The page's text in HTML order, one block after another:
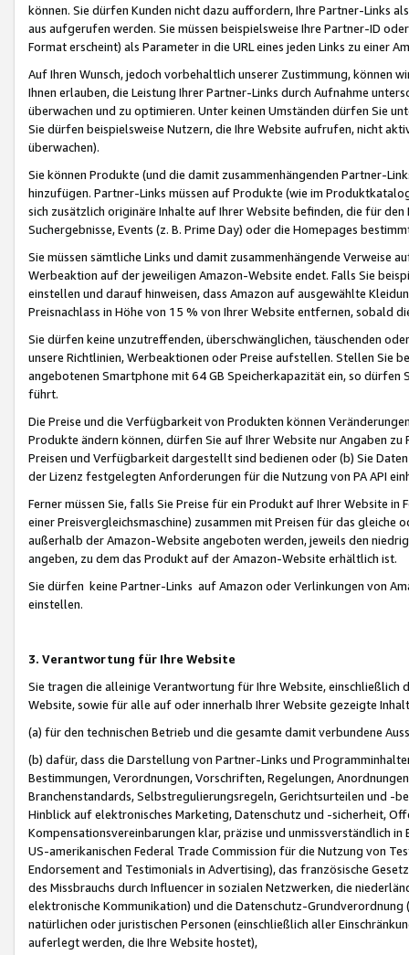
können. Sie dürfen Kunden nicht dazu auffordern, Ihre Partner-Links
aus aufgerufen werden. Sie müssen beispielsweise Ihre Partner-ID
Format erscheint) als Parameter in die URL eines jeden Links zu einer
Auf Ihren Wunsch, jedoch vorbehaltlich unserer Zustimmung, können
Ihnen erlauben, die Leistung Ihrer Partner-Links durch Aufnahme
überwachen und zu optimieren. Unter keinen Umständen dürfen Sie
Sie dürfen beispielsweise Nutzern, die Ihre Website aufrufen, nicht
überwachen).
Sie können Produkte (und die damit zusammenhängenden Partner-
hinzufügen. Partner-Links müssen auf Produkte (wie im
sich zusätzlich originäre Inhalte auf Ihrer Website befinden, die für
Suchergebnisse, Events (z. B. Prime Day) oder die Homepages
Sie müssen sämtliche Links und damit zusammenhängende
Werbeaktion auf der jeweiligen Amazon-Website endet. Falls Sie
einstellen und darauf hinweisen, dass Amazon auf ausgewählte
Preisnachlass in Höhe von 15 % von Ihrer Website entfernen, sobald
Sie dürfen keine unzutreffenden, überschwänglichen, täuschenden
unsere Richtlinien, Werbeaktionen oder Preise aufstellen. Stellen Sie
angebotenen Smartphone mit 64 GB Speicherkapazität ein, so dürfen
führt.
Die Preise und die Verfügbarkeit von Produkten können
Produkte ändern können, dürfen Sie auf Ihrer Website nur Angaben
Preisen und Verfügbarkeit dargestellt sind bedienen oder (b) Sie
der Lizenz festgelegten Anforderungen für die Nutzung von PA API
Ferner müssen Sie, falls Sie Preise für ein Produkt auf Ihrer Website
einer Preisvergleichsmaschine) zusammen mit Preisen für das
außerhalb der Amazon-Website angeboten werden, jeweils den
angeben, zu dem das Produkt auf der Amazon-Website erhältlich ist.
Sie dürfen keine Partner-Links auf Amazon oder Verlinkungen von
einstellen.
3. Verantwortung für Ihre Website
Sie tragen die alleinige Verantwortung für Ihre Website,
Website, sowie für alle auf oder innerhalb Ihrer Website gezeigte
(a) für den technischen Betrieb und die gesamte damit verbundene
(b) dafür, dass die Darstellung von Partner-Links und
Bestimmungen, Verordnungen, Vorschriften, Regelungen,
Branchenstandards, Selbstregulierungsregeln, Gerichtsurteilen und -
Hinblick auf elektronisches Marketing, Datenschutz und -sicherheit,
Kompensationsvereinbarungen klar, präzise und unmissverständlich
US-amerikanischen Federal Trade Commission für die Nutzung von
Endorsement and Testimonials in Advertising), das französische
des Missbrauchs durch Influencer in sozialen Netzwerken, die
elektronische Kommunikation) und die Datenschutz-
natürlichen oder juristischen Personen (einschließlich aller
auferlegt werden, die Ihre Website hostet),